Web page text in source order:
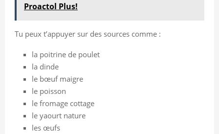
Proactol Plus!
Tu peux t’appuyer sur des sources comme :
la poitrine de poulet
la dinde
le bœuf maigre
le poisson
le fromage cottage
le yaourt nature
les œufs